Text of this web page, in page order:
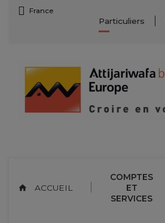
Skip
France
Particuliers
ACCUEIL
COMPTES
ET
SERVICES